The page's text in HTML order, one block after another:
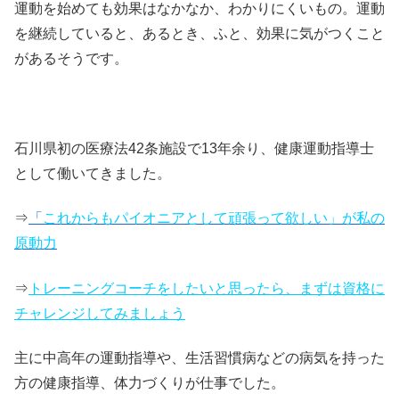
運動を始めても効果はなかなか、わかりにくいもの。運動
を継続していると、あるとき、ふと、効果に気がつくこと
があるそうです。
石川県初の医療法42条施設で13年余り、健康運動指導士
として働いてきました。
⇒ 「 これからもパイオニアとして頑張って欲しい」が私の
原動力
⇒ トレーニングコーチをしたいと思ったら、まずは資格に
チャレンジしてみましょう
主に中高年の運動指導や、生活習慣病などの病気を持った
方の健康指導、体力づくりが仕事でした。